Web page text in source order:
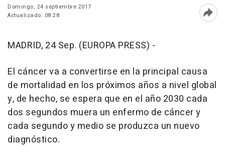
Domingo, 24 septiembre 2017
Actualizado: 08:28
MADRID, 24 Sep. (EUROPA PRESS) -
El cáncer va a convertirse en la principal causa
de mortalidad en los próximos años a nivel global
y, de hecho, se espera que en el año 2030 cada
dos segundos muera un enfermo de cáncer y
cada segundo y medio se produzca un nuevo
diagnóstico.